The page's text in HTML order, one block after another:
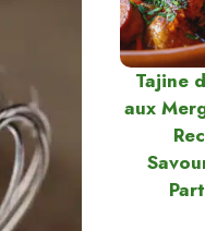
Tajine
aux